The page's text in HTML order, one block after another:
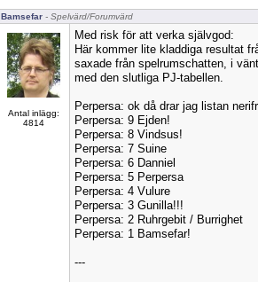
Bamsefar - Spelvärd/Forumvärd
Antal inlägg:
4814
Med risk för att verka självgod:
Här kommer lite kladdiga resultat
saxade från spelrumschatten, i
med den slutliga PJ-tabellen.
Perpersa: ok då drar jag listan
Perpersa: 9 Ejden!
Perpersa: 8 Vindsus!
Perpersa: 7 Suine
Perpersa: 6 Danniel
Perpersa: 5 Perpersa
Perpersa: 4 Vulure
Perpersa: 3 Gunilla!!!
Perpersa: 2 Ruhrgebit / Burrighet
Perpersa: 1 Bamsefar!
---